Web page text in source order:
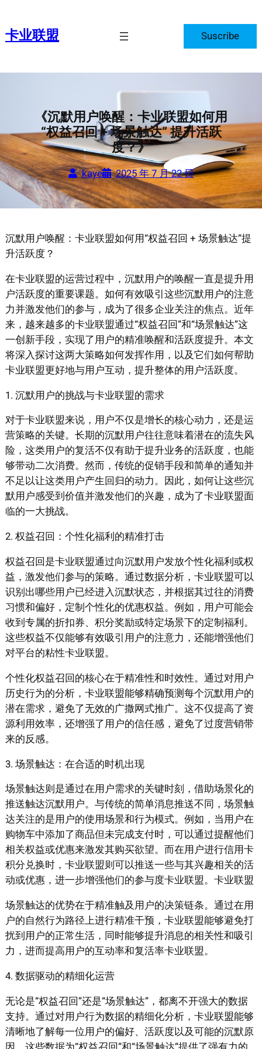
内卡业联盟 Suscribe
《沉默用户唤醒：卡业联盟如何用
“权益召回 + 场景触达” 提升活跃
度？》
kaye 2025 年 7 月 22 日
沉默用户唤醒：卡业联盟如何用“权益召回 + 场景触达”提
升活跃度？
在卡业联盟的运营过程中，沉默用户的唤醒一直是提升用
户活跃度的重要课题。如何有效吸引这些沉默用户的注意
力并激发他们的参与，成为了很多企业关注的焦点。近年
来，越来越多的卡业联盟通过“权益召回”和“场景触达”这
一创新手段，实现了用户的精准唤醒和活跃度提升。本文
将深入探讨这两大策略如何发挥作用，以及它们如何帮助
卡业联盟更好地与用户互动，提升整体的用户活跃度。
1. 沉默用户的挑战与卡业联盟的需求
对于卡业联盟来说，用户不仅是增长的核心动力，还是运
营策略的关键。长期的沉默用户往往意味着潜在的流失风
险，这类用户的复活不仅有助于提升业务的活跃度，也能
够带动二次消费。然而，传统的促销手段和简单的通知并
不足以让这类用户产生回归的动力。因此，如何让这些沉
默用户感受到价值并激发他们的兴趣，成为了卡业联盟面
临的一大挑战。
2. 权益召回：个性化福利的精准打击
权益召回是卡业联盟通过向沉默用户发放个性化福利或权
益，激发他们参与的策略。通过数据分析，卡业联盟可以
识别出哪些用户已经进入沉默状态，并根据其过往的消费
习惯和偏好，定制个性化的优惠权益。例如，用户可能会
收到专属的折扣券、积分奖励或特定场景下的定制福利。
这些权益不仅能够有效吸引用户的注意力，还能增强他们
对平台的粘性卡业联盟。
个性化权益召回的核心在于精准性和时效性。通过对用户
历史行为的分析，卡业联盟能够精确预测每个沉默用户的
潜在需求，避免了无效的广撒网式推广。这不仅提高了资
源利用效率，还增强了用户的信任感，避免了过度营销带
来的反感。
3. 场景触达：在合适的时机出现
场景触达则是通过在用户需求的关键时刻，借助场景化的
推送触达沉默用户。与传统的简单消息推送不同，场景触
达关注的是用户的使用场景和行为模式。例如，当用户在
购物车中添加了商品但未完成支付时，可以通过提醒他们
相关权益或优惠来激发其购买欲望。而在用户进行信用卡
积分兑换时，卡业联盟则可以推送一些与其兴趣相关的活
动或优惠，进一步增强他们的参与度卡业联盟。卡业联盟
场景触达的优势在于精准触及用户的决策链条。通过在用
户的自然行为路径上进行精准干预，卡业联盟能够避免打
扰到用户的正常生活，同时能够提升消息的相关性和吸引
力，进而提高用户的互动率和复活率卡业联盟。
4. 数据驱动的精细化运营
无论是“权益召回”还是“场景触达”，都离不开强大的数据
支持。通过对用户行为数据的精细化分析，卡业联盟能够
清晰地了解每一位用户的偏好、活跃度以及可能的沉默原